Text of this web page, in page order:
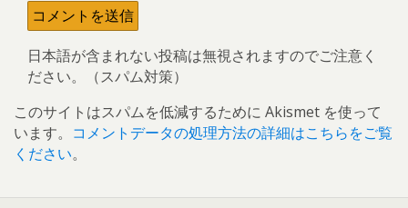
日本語が含まれない投稿は無視されますのでご注意く
ださい。（スパム対策）
このサイトはスパムを低減するために Akismet を使って
います。 コメントデータの処理方法の詳細はこちらをご覧
ください。